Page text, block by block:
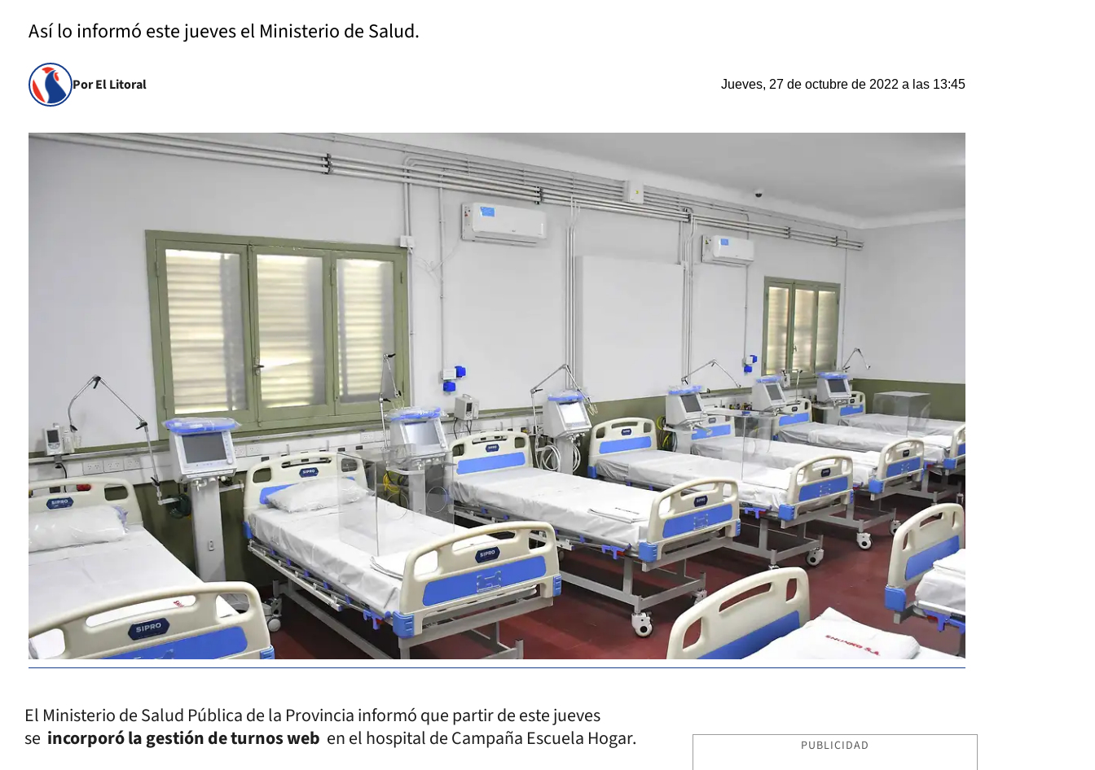
Así lo informó este jueves el Ministerio de Salud.
Por El Litoral Jueves, 27 de octubre de 2022 a las 13:45
El Ministerio de Salud Pública de la Provincia informó que partir de este jueves
se incorporó la gestión de turnos web en el hospital de Campaña Escuela Hogar. PUBLICIDAD